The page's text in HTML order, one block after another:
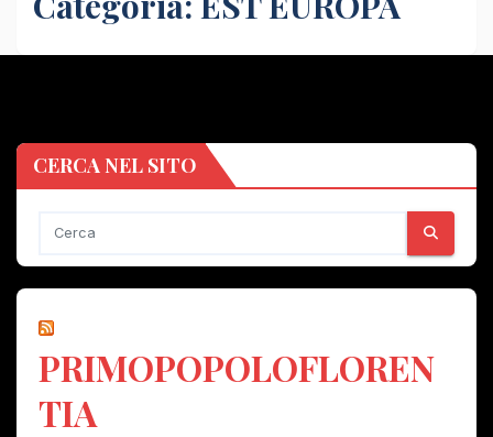
CERCA NEL SITO
PRIMOPOPOLOFLOREN
TIA